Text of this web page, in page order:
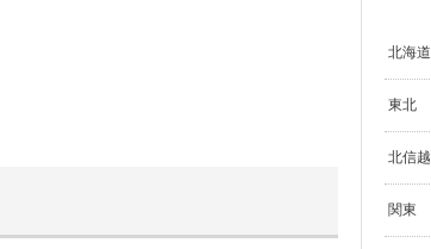
北海道
東北
北信越
関東